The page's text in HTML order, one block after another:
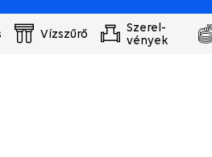
Vízszűrő
Szerel-
vények